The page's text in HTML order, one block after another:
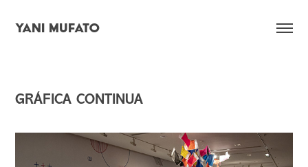
YANI MUFATO
GRÁFICA CONTINUA